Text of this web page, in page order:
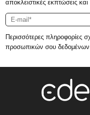
αποκλειστικές εκπτώσεις
Περισσότερες πληροφορίες
προσωπικών σου δεδομένων